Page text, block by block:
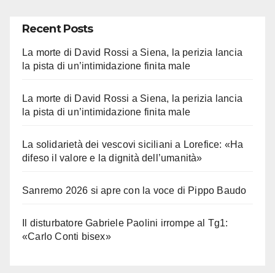
Recent Posts
La morte di David Rossi a Siena, la perizia lancia
la pista di un’intimidazione finita male
La morte di David Rossi a Siena, la perizia lancia
la pista di un’intimidazione finita male
La solidarietà dei vescovi siciliani a Lorefice: «Ha
difeso il valore e la dignità dell’umanità»
Sanremo 2026 si apre con la voce di Pippo Baudo
Il disturbatore Gabriele Paolini irrompe al Tg1:
«Carlo Conti bisex»